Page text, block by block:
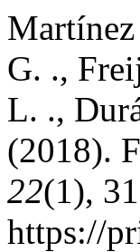
G. .,
L. .,
(2018).
22(1),
https://